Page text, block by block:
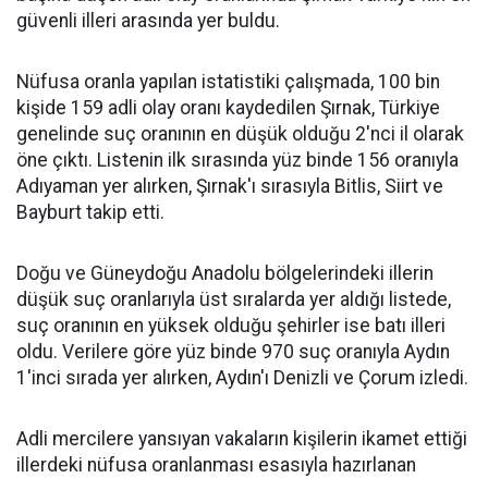
güvenli illeri arasında yer buldu.
​Nüfusa oranla yapılan istatistiki çalışmada, 100 bin
kişide 159 adli olay oranı kaydedilen Şırnak, Türkiye
genelinde suç oranının en düşük olduğu 2'nci il olarak
öne çıktı. Listenin ilk sırasında yüz binde 156 oranıyla
Adıyaman yer alırken, Şırnak'ı sırasıyla Bitlis, Siirt ve
Bayburt takip etti.
​Doğu ve Güneydoğu Anadolu bölgelerindeki illerin
düşük suç oranlarıyla üst sıralarda yer aldığı listede,
suç oranının en yüksek olduğu şehirler ise batı illeri
oldu. Verilere göre yüz binde 970 suç oranıyla Aydın
1'inci sırada yer alırken, Aydın'ı Denizli ve Çorum izledi.
​Adli mercilere yansıyan vakaların kişilerin ikamet ettiği
illerdeki nüfusa oranlanması esasıyla hazırlanan